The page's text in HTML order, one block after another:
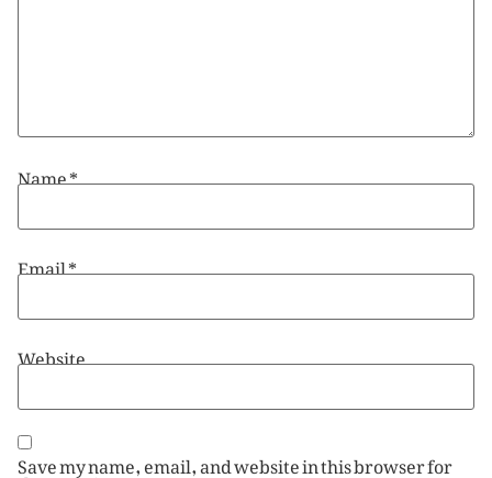
Name*
Email*
Website
Save my name, email, and website in this browser for